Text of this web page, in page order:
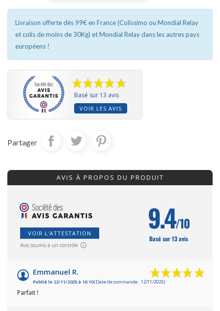
Livraison offerte dès 99€ en France (Colissimo ou Mondial Relay
et colis de moins de 30Kg) et Mondial Relay dans les autres pays
européens !
Basé sur 13 avis
VOIR LES AVIS
Partager
AVIS À PROPOS DU PRODUIT
VOIR L'ATTESTATION
Avis soumis à un contrôle
9.4/10
Basé sur 13 avis
Emmanuel R.
Publié le 22/11/2025 à 16:10(Date de commande : 12/11/2025)
Parfait !